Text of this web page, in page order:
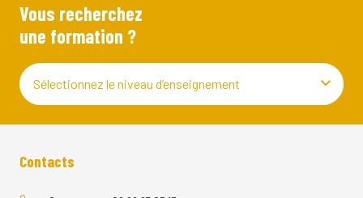
Vous recherchez
une formation ?
Sélectionnez le niveau d’enseignement
Contacts